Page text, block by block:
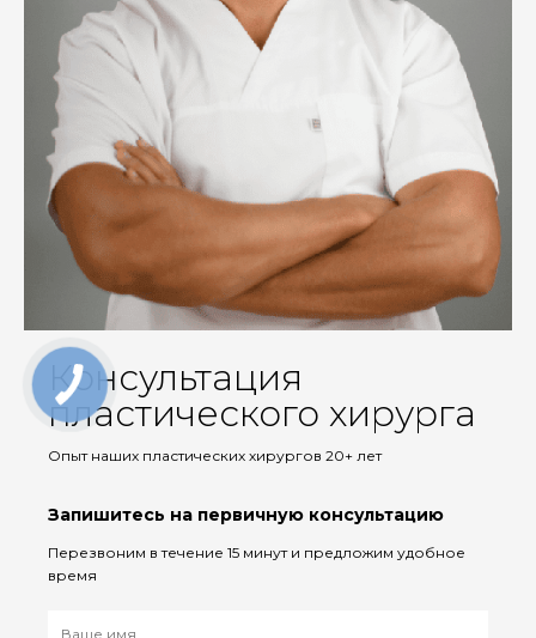
Консультация
пластического хирурга
Опыт наших пластических хирургов 20+ лет
Запишитесь на первичную консультацию
Перезвоним в течение 15 минут и предложим удобное
время